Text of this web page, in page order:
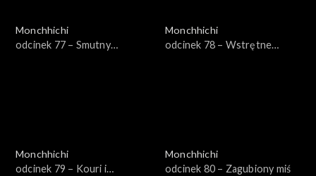
Monchhichi
odcinek 77 – Smutny
Monchhichi
odcinek 78 – Wstrętne
Monchhichi
odcinek 79 – Kouri i
Monchhichi
odcinek 80 – Zagubiony miś